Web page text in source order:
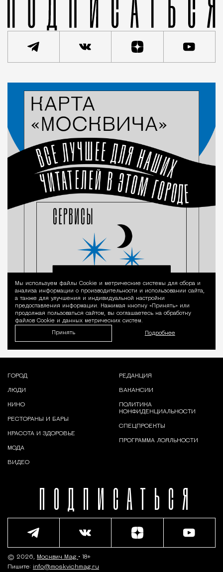
Уведомление
Мы используем файлы Сookie и метрические системы для сбора и
анализа информации о производительности и использовании сайта,
а также для улучшения и индивидуальной настройки
предоставления информации. Нажимая кнопку «Принять» или
продолжая пользоваться сайтом, вы соглашаетесь на обработку
файлов Cookie и данных метрических систем.
Принять Подробнее
ПОДПИСАТЬСЯ
ГОРОД
ЛЮДИ
КИНО
РЕСТОРАНЫ И БАРЫ
КРАСОТА И ЗДОРОВЬЕ
МОДА
ВИДЕО
РЕДАКЦИЯ
ВАКАНСИИ
ПОЛИТИКА
КОНФИДЕНЦИАЛЬНОСТИ
СПЕЦПРОЕКТЫ
ПРОГРАММА ЛОЯЛЬНОСТИ
© 2026, Москвич Mag • 18+
Пишите: info@moskvichmag.ru